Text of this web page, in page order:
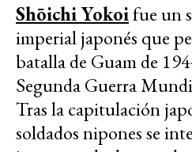
Shōichi Yokoifue un
imperial japonés que
batalla de Guam de
Segunda Guerra
Tras la capitulación
soldados nipones se